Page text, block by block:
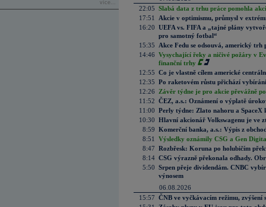
více...
22:05 Slabá data z trhu práce pomohla
17:51
Akcie v optimismu, průmysl v
16:20 UEFA vs. FIFA a „tajné plány
pro samotný fotbal“
15:35
Akce Fedu se odsouvá, americký
14:46 Vysychající řeky a ničivé požáry v
finanční trhy
12:55 Co je vlastně cílem americké
12:35 Po raketovém růstu přichází
12:26
Závěr týdne je pro akcie převážně
11:52 ČEZ, a.s.: Oznámení o výplatě
11:00 Perly týdne: Zlato nahoru a SpaceX
10:30 Hlavní akcionář Volkswagenu je ve
8:59 Komerční banka, a.s.: Výpis z
8:51
Výsledky oznámily CSG a Gen
8:47 Rozbřesk: Koruna po holubičím
8:14 CSG výrazně překonala odhady.
5:50 Srpen přeje dividendám. CNBC
výnosem
06.08.2026
15:57 ČNB ve vyčkávacím režimu, zvýšení